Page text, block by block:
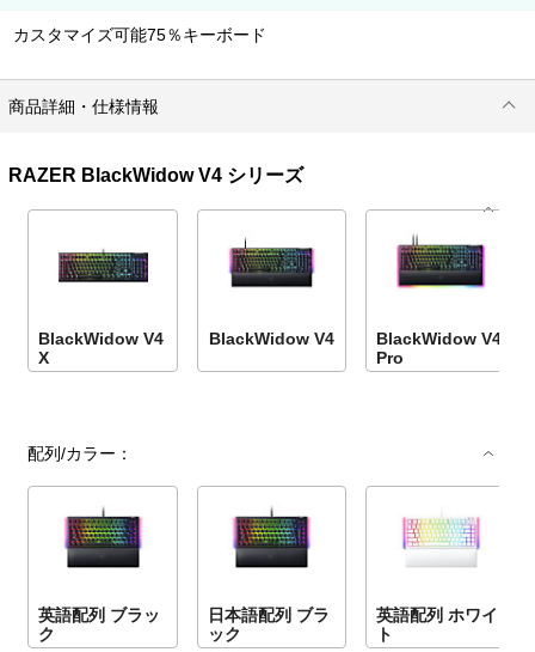
カスタマイズ可能75％キーボード
商品詳細・仕様情報
RAZER BlackWidow V4 シリーズ
BlackWidow V4
X
BlackWidow V4
BlackWidow V4
Pro
配列/カラー：
英語配列 ブラッ
ク
日本語配列 ブラ
ック
英語配列 ホワイ
ト